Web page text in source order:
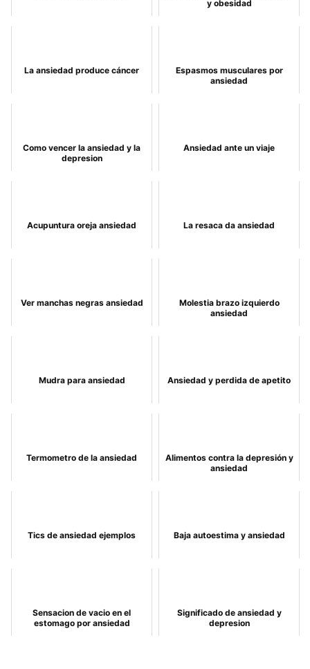
y obesidad
La ansiedad produce cáncer
Espasmos musculares por
ansiedad
Como vencer la ansiedad y la
depresion
Ansiedad ante un viaje
Acupuntura oreja ansiedad La resaca da ansiedad
Ver manchas negras ansiedad
Molestia brazo izquierdo
ansiedad
Mudra para ansiedad Ansiedad y perdida de apetito
Termometro de la ansiedad
Alimentos contra la depresión y
ansiedad
Tics de ansiedad ejemplos Baja autoestima y ansiedad
Sensacion de vacio en el
estomago por ansiedad
Significado de ansiedad y
depresion